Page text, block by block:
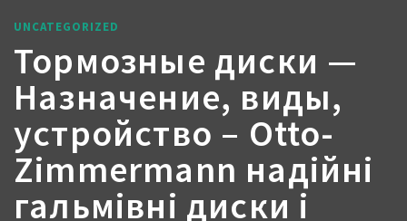
UNCATEGORIZED
Тормозные диски —
Назначение, виды,
устройство – Otto-
Zimmermann надійні
гальмівні диски і